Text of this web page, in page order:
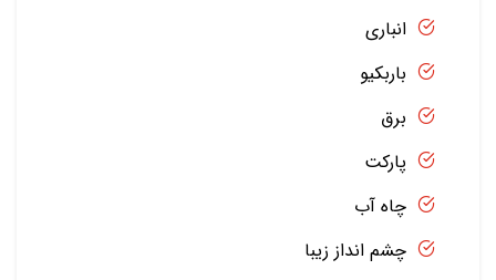
انباری
باربکیو
برق
پارکت
چاه آب
چشم انداز زیبا